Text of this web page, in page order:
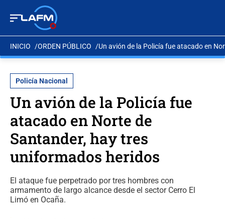
INICIO ORDEN PÚBLICO Un avión de la Policía fue atacado en
Policía Nacional
Un avión de la Policía fue
atacado en Norte de
Santander, hay tres
uniformados heridos
El ataque fue perpetrado por tres hombres con
armamento de largo alcance desde el sector Cerro El
Limó en Ocaña.